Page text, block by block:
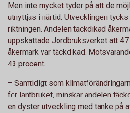
Men inte mycket tyder på att de
utnyttjas i närtid. Utvecklingen tycks
riktningen. Andelen täckdikad
uppskattade Jordbruksverket att
åkermark var täckdikad.
43 procent.
– Samtidigt som
för lantbruket, minskar andelen
en dyster utveckling med tanke på